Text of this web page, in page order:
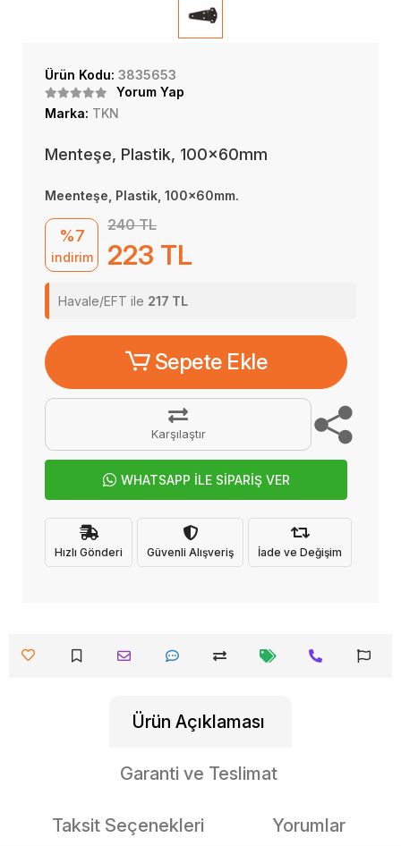
Ürün Kodu: 3835653
Yorum Yap
Marka: TKN
Menteşe, Plastik, 100x60mm
Meenteşe, Plastik, 100x60mm.
%7
indirim
240 TL
223 TL
Havale/EFT ile 217 TL
Sepete Ekle
Karşılaştır
WHATSAPP İLE SİPARİŞ VER
Hızlı Gönderi Güvenli Alışveriş İade ve Değişim
Ürün Açıklaması
Garanti ve Teslimat
Taksit Seçenekleri Yorumlar